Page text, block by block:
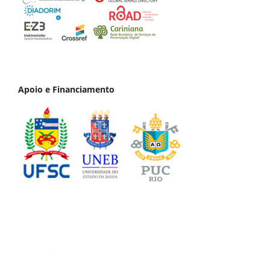
Apoio e Financiamento